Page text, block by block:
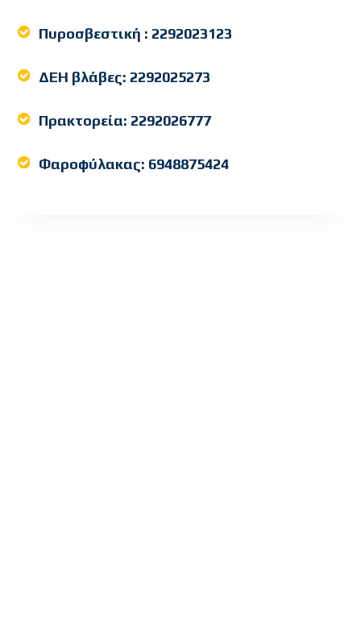
Πυροσβεστική : 2292023123
ΔΕΗ βλάβες: 2292025273
Πρακτορεία: 2292026777
Φαροφύλακας: 6948875424